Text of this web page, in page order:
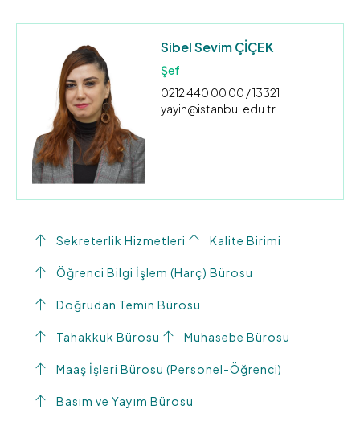
Sibel Sevim ÇİÇEK
Şef
0212 440 00 00 / 13321
yayin@istanbul.edu.tr
Sekreterlik Hizmetleri Kalite Birimi
Öğrenci Bilgi İşlem (Harç) Bürosu
Doğrudan Temin Bürosu
Tahakkuk Bürosu Muhasebe Bürosu
Maaş İşleri Bürosu (Personel-Öğrenci)
Basım ve Yayım Bürosu